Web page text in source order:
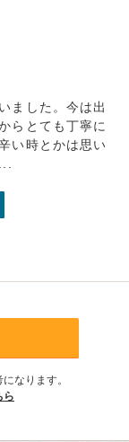
ました。今は出
らとても丁寧に
い時とかは思い
なります。
ら